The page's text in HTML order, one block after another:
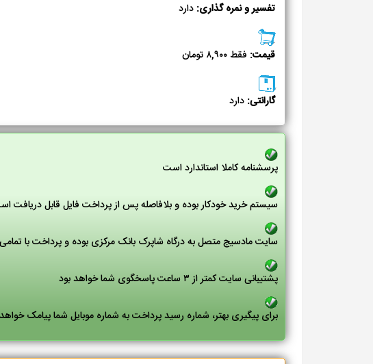
تفسیر و نمره گذاری: دارد
قیمت: فقط ۸,۹۰۰ تومان
گارانتی: دارد
پرسشنامه کاملا استاندارد است
سیستم خرید خودکار بوده و بلافاصله پس از پرداخت فایل قابل دریافت
سایت مادسیج متصل به درگاه شاپرک بانک مرکزی بوده و پرداخت با
پشتیبانی سایت کمتر از ۳ ساعت پاسخگوی شما خواهد بود
برای پیگیری بهتر، شماره رسید پرداخت به شماره موبایل شما پیامک